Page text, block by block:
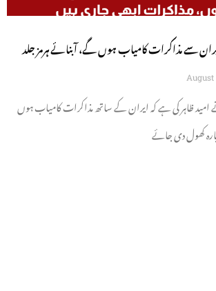
سے مذاکرات کامیاب ہوں گے، آبنائے ہرمز جلد
August
امید ظاہر کی ہے کہ ایران کے ساتھ مذاکرات کامیاب ہوں
کھول دی جائے